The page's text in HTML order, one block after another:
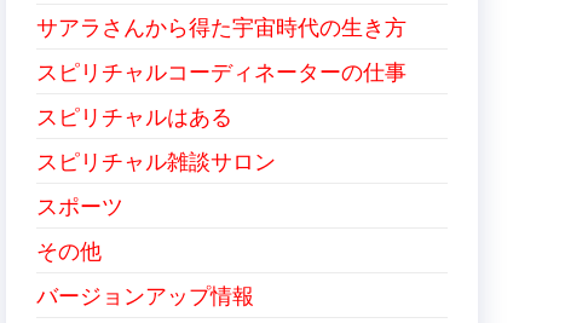
サアラさんから得た宇宙時代の生き方
スピリチャルコーディネーターの仕事
スピリチャルはある
スピリチャル雑談サロン
スポーツ
その他
バージョンアップ情報